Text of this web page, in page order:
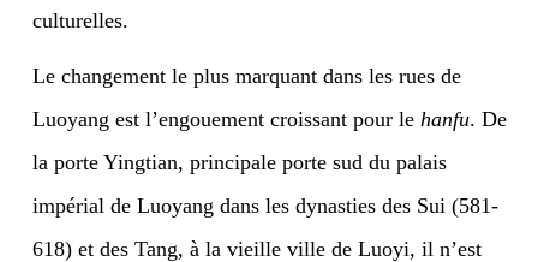
culturelles.
Le changement le plus marquant dans les rues de
Luoyang est l’engouement croissant pour le hanfu. De
la porte Yingtian, principale porte sud du palais
impérial de Luoyang dans les dynasties des Sui (581-
618) et des Tang, à la vieille ville de Luoyi, il n’est